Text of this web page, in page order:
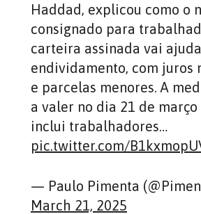
Haddad, explicou como o
consignado para
carteira assinada vai
endividamento, com juros
e parcelas menores. A
a valer no dia 21 de
inclui trabalhadores…
pic.twitter.com/
— Paulo Pimenta
March 21, 2025